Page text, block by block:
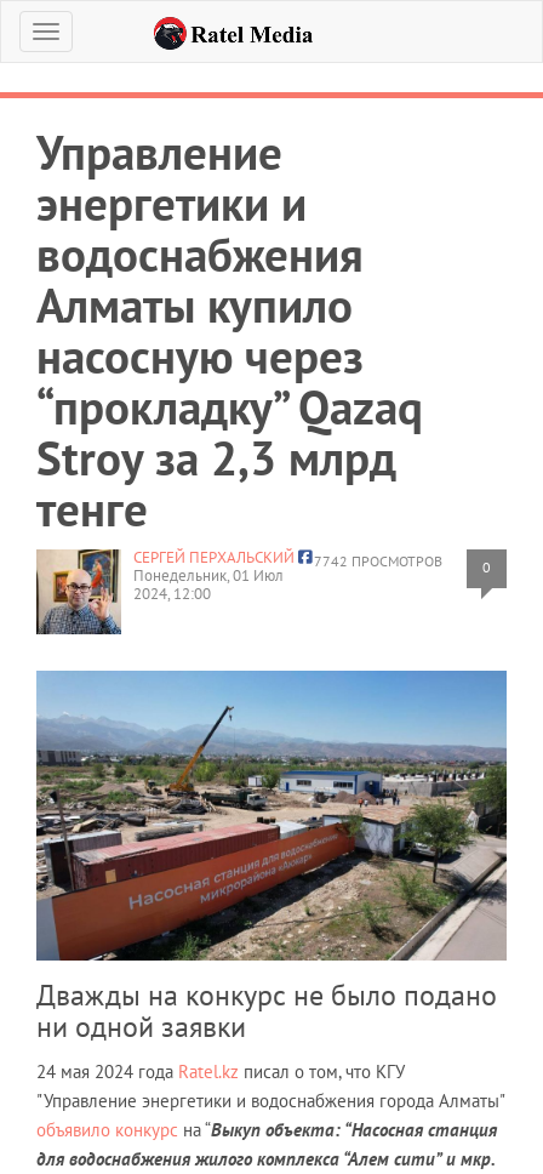
Меню
Управление
энергетики и
водоснабжения
Алматы купило
насосную через
“прокладку” Qazaq
Stroy за 2,3 млрд
тенге
7742 ПРОСМОТРОВ 0
СЕРГЕЙ ПЕРХАЛЬСКИЙ
Понедельник, 01 Июл
2024, 12:00
Дважды на конкурс не было подано
ни одной заявки
24 мая 2024 года Ratel.kz писал о том, что КГУ
"Управление энергетики и водоснабжения города Алматы"
объявило конкурс на “Выкуп объекта: “Насосная станция
для водоснабжения жилого комплекса “Алем сити” и мкр.